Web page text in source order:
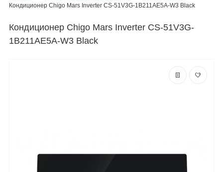
Кондиционер Chigo Mars Inverter CS-51V3G-1B211AE5A-W3 Black
кондиционер Chigo Mars Inverter CS-51V3G-
1B211AE5A-W3 Black